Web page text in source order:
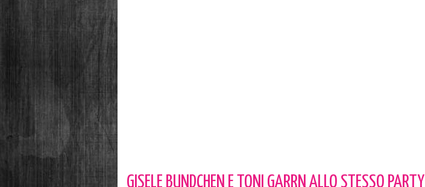
GISELE BUNDCHEN E TONI GARRN ALLO STESSO PARTY